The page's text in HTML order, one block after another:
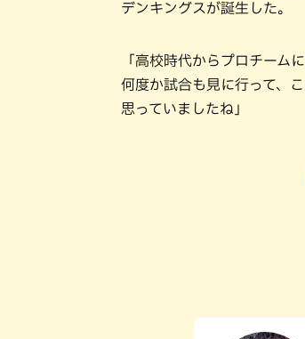
デンキングスが誕生した。
「高校時代からプロチーム
何度か試合も見に行って、
思っていましたね」